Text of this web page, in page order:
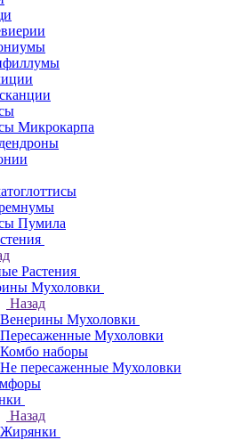
Микрокарпа
Пумила
Растения
Мухоловки
Назад
Венерины Мухоловки
Пересаженные Мухоловки
Комбо наборы
Не пересаженные Мухоловки
Назад
Жирянки